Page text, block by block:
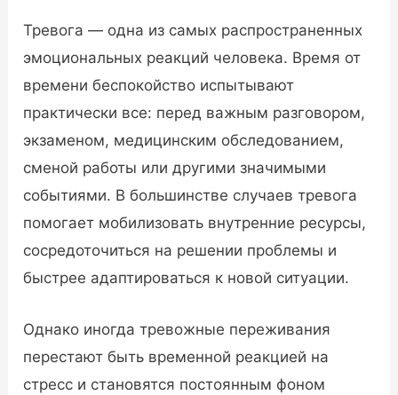
Тревога — одна из самых распространенных
эмоциональных реакций человека. Время от
времени беспокойство испытывают
практически все: перед важным разговором,
экзаменом, медицинским обследованием,
сменой работы или другими значимыми
событиями. В большинстве случаев тревога
помогает мобилизовать внутренние ресурсы,
сосредоточиться на решении проблемы и
быстрее адаптироваться к новой ситуации.
Однако иногда тревожные переживания
перестают быть временной реакцией на
стресс и становятся постоянным фоном